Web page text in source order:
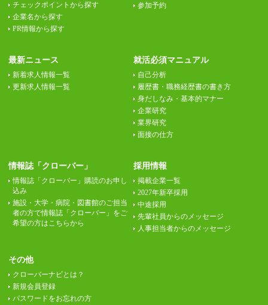
チェックポイントから探す
企業名から探す
PR情報から探す
参加予約
最新ニュース
新着求人情報一覧
更新求人情報一覧
就活必須マニュアル
自己分析
履歴書・職務経歴書の書き方
身だしなみ・基本的マナー
企業研究
業界研究
面接の仕方
情報誌「クローバー」
情報誌「クローバー」購読のお申し
込み
施設・大学・病院・図書館のご担当
者の方で情報誌「クローバー」をご
希望の方はこちらから
採用情報
掲載企業一覧
2027年新卒採用
中途採用
先輩社員からのメッセージ
人事担当者からのメッセージ
その他
クローバーナビとは？
新規会員登録
パスワードをお忘れの方